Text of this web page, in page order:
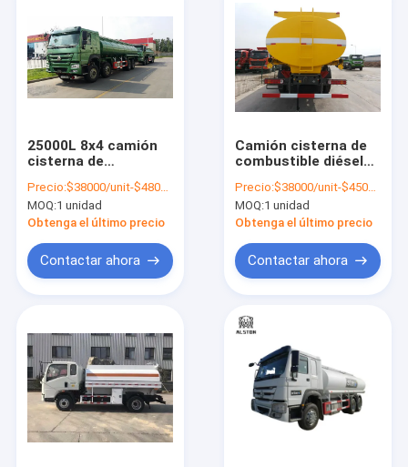
Productos
Sobre nosotros
Visita a la fábrica
25000L 8x4 camión
cisterna de
Sinotruk Howo
371HP 12 ruedas
Precio:$38000/unit-$48000/unit
MOQ:1 unidad
Obtenga el último precio
Contactar ahora
Camión cisterna de
combustible diésel
6X4 20000L
Precio:$38000/unit-$45000/unit
MOQ:1 unidad
Obtenga el último precio
Contactar ahora